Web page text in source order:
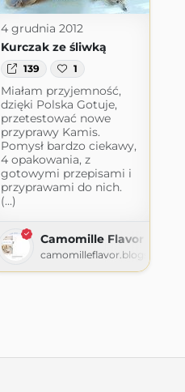
4 grudnia 2012
Kurczak ze śliwką
139 1
Miałam przyjemność,
dzięki Polska Gotuje,
przetestować nowe
przyprawy Kamis.
Pomysł bardzo ciekawy,
4 opakowania, z
gotowymi przepisami i
przyprawami do nich.
(...)
Camomille Flavor
camomilleflavor.blogspot.com